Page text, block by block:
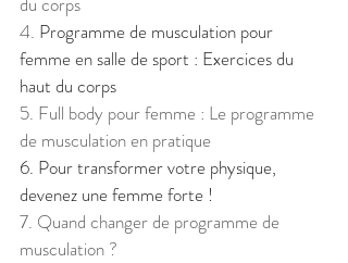
4. Programme de musculation pour
femme en salle de sport : Exercices du
haut du corps
5. Full body pour femme : Le programme
de musculation en pratique
6. Pour transformer votre physique,
devenez une femme forte !
7. Quand changer de programme de
musculation ?